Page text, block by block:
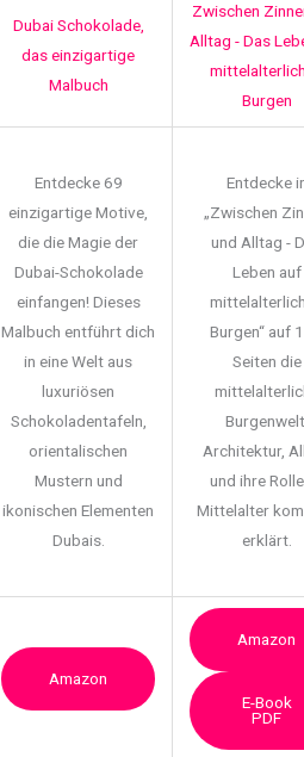
Dubai Schokolade,
das einzigartige
Malbuch
Zwischen
Alltag - Das
Burgen
Entdecke 69
einzigartige Motive,
die die Magie der
Dubai-Schokolade
einfangen! Dieses
Malbuch entführt dich
in eine Welt aus
luxuriösen
Schokoladentafeln,
orientalischen
Mustern und
ikonischen Elementen
Dubais.
Entdecke
„Zwischen
und Alltag -
Leben auf
Burgen“ auf
Seiten die
Architektur,
und ihre
Mittelalter
erklärt.
Amazon
Amazon
E-Book
PDF